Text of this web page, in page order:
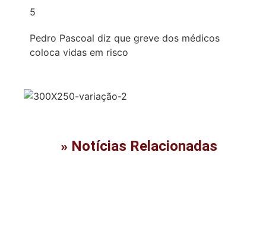
5
Pedro Pascoal diz que greve dos médicos
coloca vidas em risco
» Notícias Relacionadas